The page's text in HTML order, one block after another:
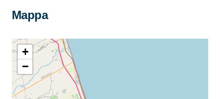
Mappa
+
−